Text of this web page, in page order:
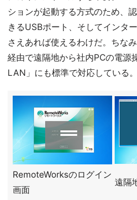
ションが起動する方式のため、
きるUSBポート、そしてインタ
さえあれば使えるわけだ。ちな
経由で遠隔地から社内PCの電源
LAN」にも標準で対応している。
RemoteWorksのログイン
画面
遠隔